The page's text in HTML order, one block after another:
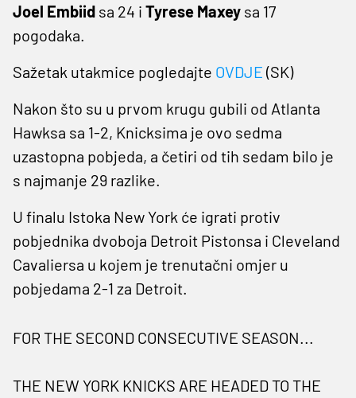
Joel Embiid sa 24 i Tyrese Maxey sa 17
pogodaka.
Sažetak utakmice pogledajte OVDJE (SK)
Nakon što su u prvom krugu gubili od Atlanta
Hawksa sa 1-2, Knicksima je ovo sedma
uzastopna pobjeda, a četiri od tih sedam bilo je
s najmanje 29 razlike.
U finalu Istoka New York će igrati protiv
pobjednika dvoboja Detroit Pistonsa i Cleveland
Cavaliersa u kojem je trenutačni omjer u
pobjedama 2-1 za Detroit.
FOR THE SECOND CONSECUTIVE SEASON...
THE NEW YORK KNICKS ARE HEADED TO THE